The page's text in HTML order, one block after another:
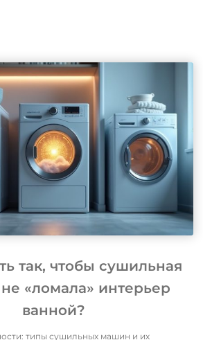
так, чтобы сушильная
«ломала» интерьер
ванной?
типы сушильных машин и их